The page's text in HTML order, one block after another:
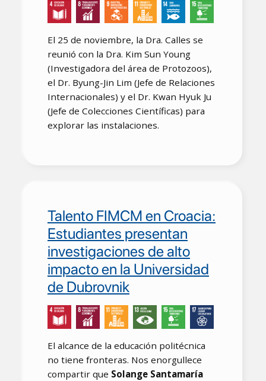
El 25 de noviembre, la Dra. Calles se
reunió con la Dra. Kim Sun Young
(Investigadora del área de Protozoos),
el Dr. Byung-Jin Lim (Jefe de Relaciones
Internacionales) y el Dr. Kwan Hyuk Ju
(Jefe de Colecciones Científicas) para
explorar las instalaciones.
Talento FIMCM en Croacia:
Estudiantes presentan
investigaciones de alto
impacto en la Universidad
de Dubrovnik
El alcance de la educación politécnica
no tiene fronteras. Nos enorgullece
compartir que Solange Santamaría